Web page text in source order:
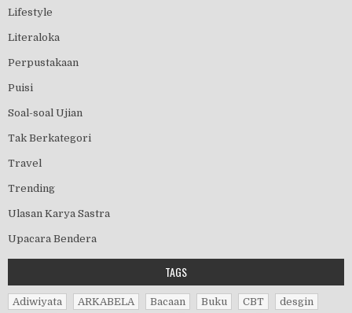
Lifestyle
Literaloka
Perpustakaan
Puisi
Soal-soal Ujian
Tak Berkategori
Travel
Trending
Ulasan Karya Sastra
Upacara Bendera
TAGS
Adiwiyata ARKABELA Bacaan Buku CBT
desgin